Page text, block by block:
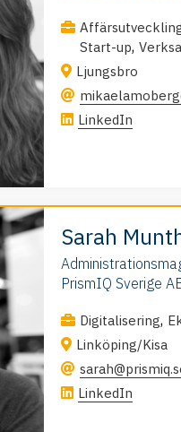
Start-up,
Ljungsbro
LinkedIn
Sarah
PrismIQ Sverige
Digitalisering,
Linköping/Kisa
LinkedIn